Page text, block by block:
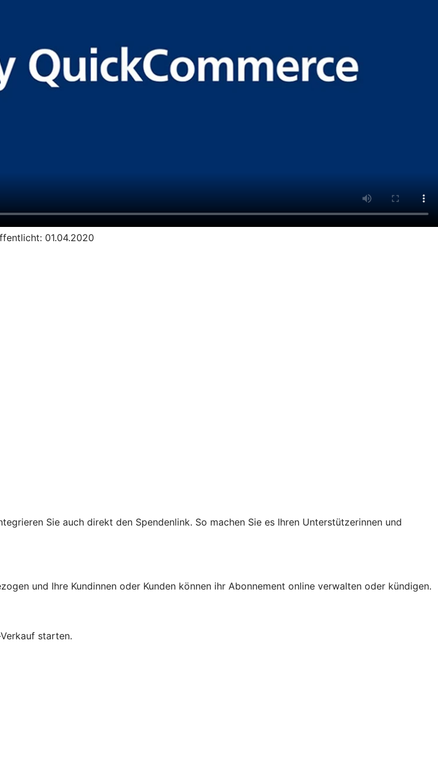
01.04.2020
Sie auch direkt den Spendenlink. So machen Sie es Ihren Unterstützerinnen und
und Ihre Kundinnen oder Kunden können ihr Abonnement online verwalten oder kündigen.
starten.